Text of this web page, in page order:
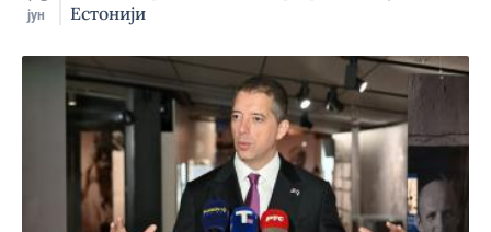
јун
Естонији